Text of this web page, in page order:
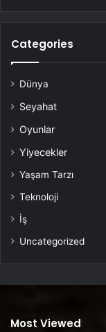
Categories
Dünya
Seyahat
Oyunlar
Yiyecekler
Yaşam Tarzı
Teknoloji
İş
Uncategorized
Most Viewed